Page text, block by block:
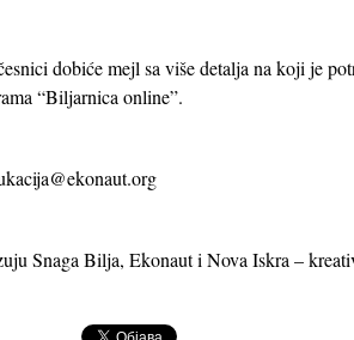
dobiće mejl sa više detalja na koji je
“Biljarnica online”.
Snaga Bilja, Ekonaut i Nova Iskra –